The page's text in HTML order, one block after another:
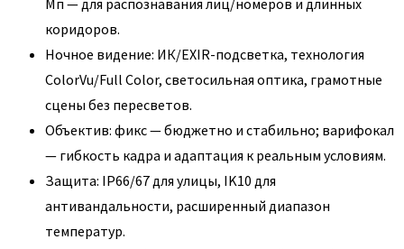
коридоров.
Ночное видение: ИК/EXIR-подсветка, технология
ColorVu/Full Color, светосильная оптика, грамотные
сцены без пересветов.
Объектив: фикс — бюджетно и стабильно; варифокал
— гибкость кадра и адаптация к реальным условиям.
Защита: IP66/67 для улицы, IK10 для
антивандальности, расширенный диапазон
температур.